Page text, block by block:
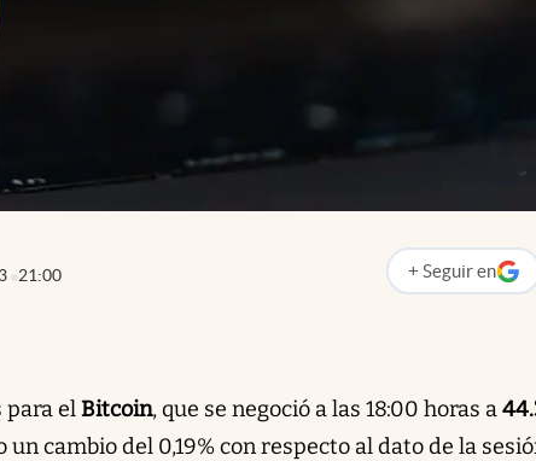
21:00 + Seguir en
abre en nueva
para elBitcoin, que se negoció a las 18:00 horas a
un cambio del 0,19% con respecto al dato de la